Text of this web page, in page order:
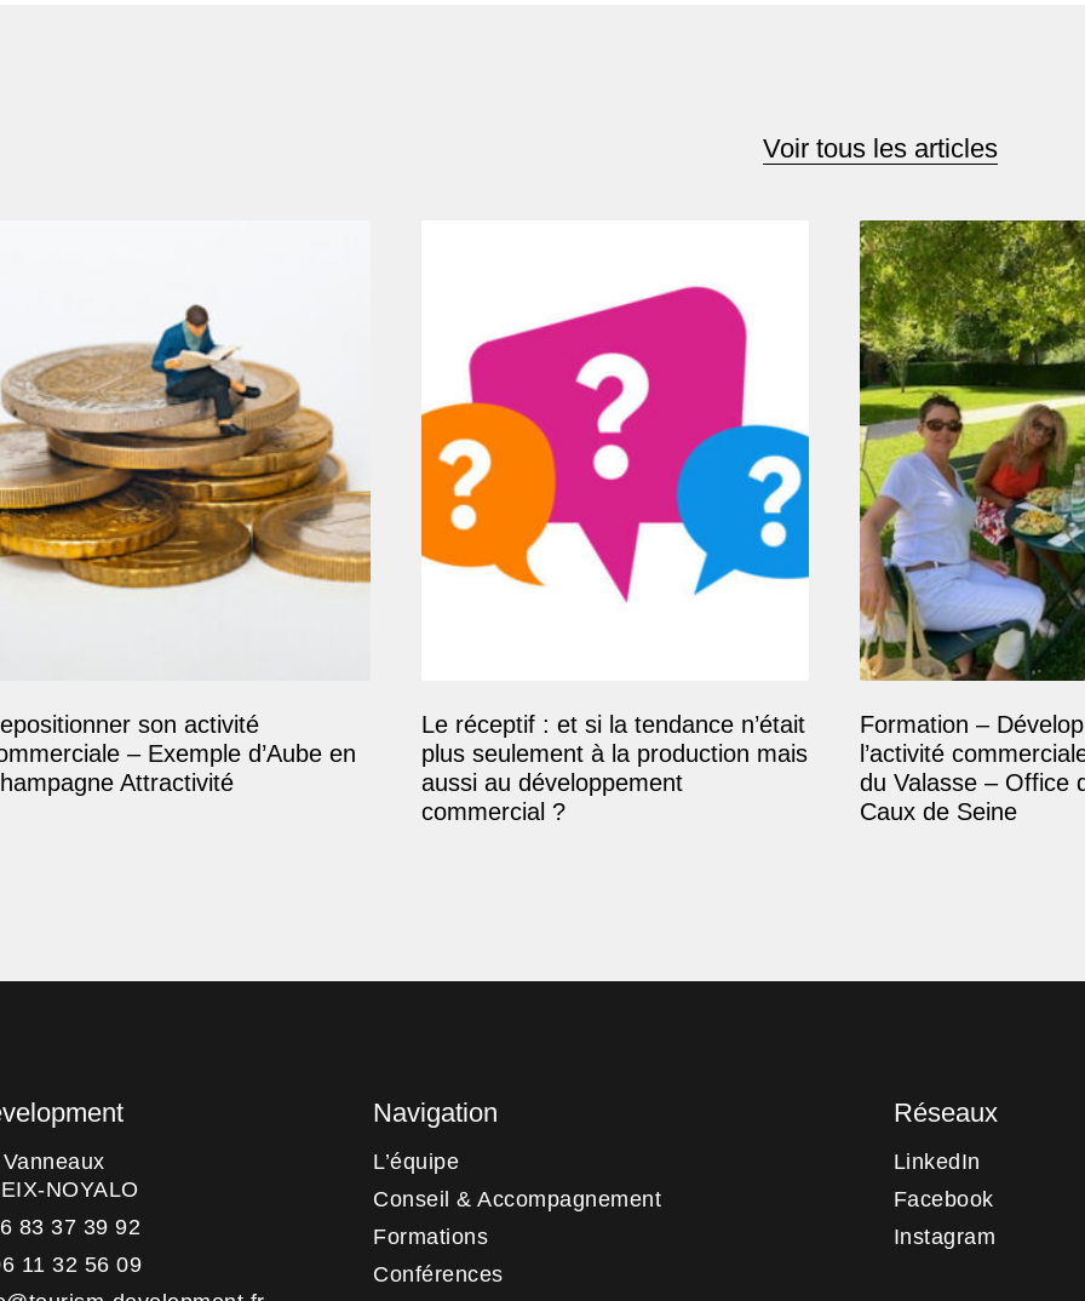
Voir tous les articles
son activité
– Exemple d’Aube en
Attractivité
Le réceptif : et si la tendance n’était
plus seulement à la production mais
aussi au développement
commercial ?
Formation –
l’activité
du Valasse – Office
Caux de Seine
NOYALO
83 37 39 92
11 32 56 09
Navigation
L’équipe
Conseil & Accompagnement
Formations
Conférences
Réseaux
LinkedIn
Facebook
Instagram